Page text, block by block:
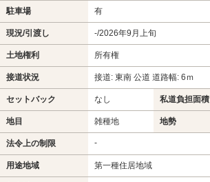
駐車場 有
現況/引渡し -/2026年9月上旬
土地権利 所有権
接道状況 接道: 東南 公道 道路幅: 6ｍ
セットバック なし 私道負担面積
地目 雑種地 地勢
法令上の制限 -
用途地域 第一種住居地域